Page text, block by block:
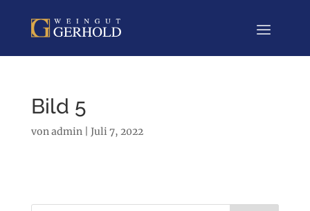
Bild 5
vonadmin| Juli 7, 2022